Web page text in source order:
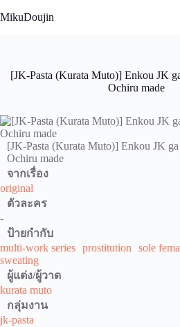
to
MikuDoujin
[JK-Pasta (Kurata Muto)] Enkou JK
Ochiru made
[JK-Pasta (Kurata Muto)] Enkou JK
Ochiru made
จากเรื่อง
original
ตัวละคร
-
ป้ายกำกับ
multi-work series prostitution sole
sweating
ผู้แต่ง/ผู้วาด
kurata muto
กลุ่มงาน
jk-pasta